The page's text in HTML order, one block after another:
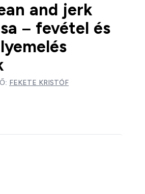
and jerk
– fevétel és
FEKETE KRISTÓF